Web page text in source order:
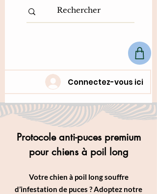
Connectez-vous ici
Protocole anti-puces premium
pour chiens à poil long
Votre chien à poil long souffre
d’infestation de puces ? Adoptez notre